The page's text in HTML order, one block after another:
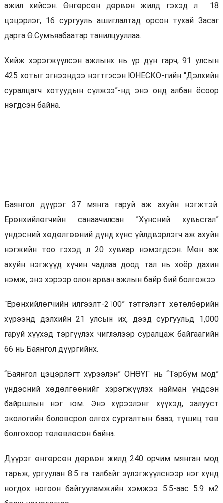
ажил хийсэн. Өнгөрсөн дөрвөн жилд гэхэд л 18
цэцэрлэг, 16 сургууль ашиглалтад орсон тухай Засаг
дарга Ө.Сумъяабаатар танилцууллаа.
Хийж хэрэгжүүлсэн ажлынх нь үр дүн гарч, 91 улсын
425 хотыг эгнээндээ нэгтгэсэн ЮНЕСКО-гийн “Дэлхийн
суралцагч хотуудын сүлжээ”-нд энэ онд албан ёсоор
нэгдсэн байна.
Баянгол дүүрэг 37 мянга гаруй аж ахуйн нэгжтэй.
Ерөнхийлөгчийн санаачилсан ”Хүнсний хувьсгал”
үндэсний хөдөлгөөний дүнд хүнс үйлдвэрлэгч аж ахуйн
нэгжийн тоо гэхэд л 20 хувиар нэмэгдсэн. Мөн аж
ахуйн нэгжүүд хүчин чадлаа доод тал нь хоёр дахин
нэмж, энэ хэрээр олон арван ажлын байр бий болгожээ.
“Ерөнхийлөгчийн илгээлт-2100” тэтгэлэгт хөтөлбөрийн
хүрээнд дэлхийн 21 улсын их, дээд сургуульд 1,000
гаруй хүүхэд тэргүүлэх чиглэлээр суралцаж байгаагийн
66 нь Баянгол дүүргийнх.
“Баянгол цэцэрлэгт хүрээлэн” ОНӨҮГ нь “Тэрбум мод”
үндэсний хөдөлгөөнийг хэрэгжүүлэх найман үндсэн
байршлын нэг юм. Энэ хүрээлэнг хүүхэд, залууст
экологийн боловсрол олгох сургалтын бааз, түшиц төв
болгохоор төлөвлөсөн байна.
Дүүрэг өнгөрсөн дөрвөн жилд 240 орчим мянган мод
тарьж, ургуулан 8.5 га талбайг зүлэгжүүлснээр нэг хүнд
ногдох ногоон байгууламжийн хэмжээ 5.5-аас 5.9 м2